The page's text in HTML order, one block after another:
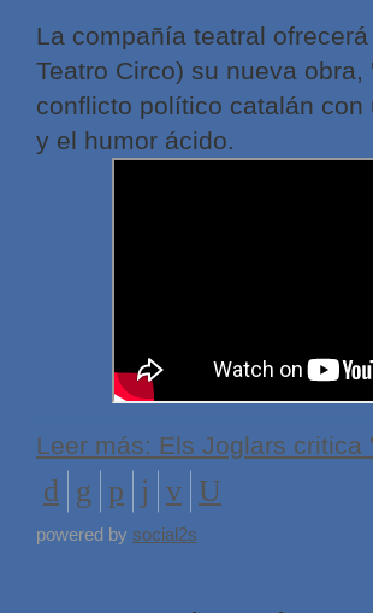
La compañía teatral
Teatro Circo) su nueva
conflicto político catalán
y el humor ácido.
Leer más: Els Joglars critica
powered by social2s